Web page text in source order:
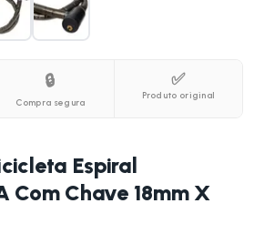
🔒
Compra segura
✅
Produto original
Espiral
Com Chave 18mm X